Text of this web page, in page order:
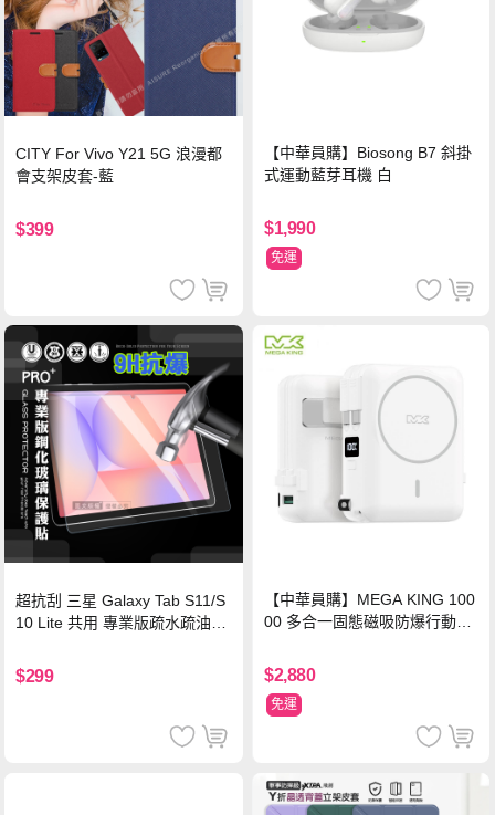
CITY For Vivo Y21 5G 浪漫都
會支架皮套-藍
$399
【中華員購】Biosong B7 斜掛
式運動藍芽耳機 白
$1,990
免運
超抗刮 三星 Galaxy Tab S11/S
10 Lite 共用 專業版疏水疏油9H
$299
【中華員購】MEGA KING 100
00 多合一固態磁吸防爆行動電
$2,880
免運